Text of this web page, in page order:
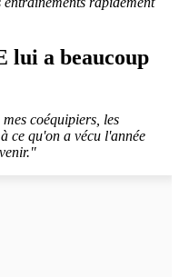
lui a beaucoup
coéquipiers, les
ce qu'on a vécu l'année